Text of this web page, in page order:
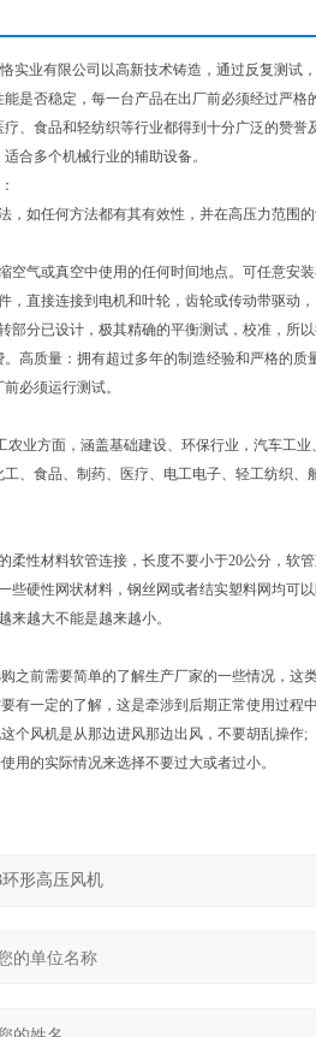
实业有限公司以高新技术铸造，通过反复测试
是否稳定，每一台产品在出厂前必须经过严
、食品和轻纺织等行业都得到十分广泛的赞
合多个机械行业的辅助设备。
，如任何方法都有其有效性，并在高压力范围
空气或真空中使用的任何时间地点。可任意安装
，直接连接到电机和叶轮，齿轮或传动带驱动，
部分已设计，极其精确的平衡测试，校准，所以
高质量：拥有超过多年的制造经验和严格的
必须运行测试。
农业方面，涵盖基础建设、环保行业，汽车工
、食品、制药、医疗、电工电子、轻工纺织
柔性材料软管连接，长度不要小于20公分，软
些硬性网状材料，钢丝网或者结实塑料网均可
来越大不能是越来越小。
之前需要简单的了解生产厂家的一些情况，这
有一定的了解，这是牵涉到后期正常使用过程
个风机是从那边进风那边出风，不要胡乱操作;
用的实际情况来选择不要过大或者过小。